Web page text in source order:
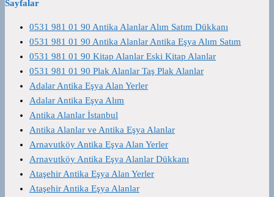
Sayfalar
0531 981 01 90 Antika Alanlar Alım Satım Dükkanı
0531 981 01 90 Antika Alanlar Antika Eşya Alım Satım
0531 981 01 90 Kitap Alanlar Eski Kitap Alanlar
0531 981 01 90 Plak Alanlar Taş Plak Alanlar
Adalar Antika Eşya Alan Yerler
Adalar Antika Eşya Alım
Antika Alanlar İstanbul
Antika Alanlar ve Antika Eşya Alanlar
Arnavutköy Antika Eşya Alan Yerler
Arnavutköy Antika Eşya Alanlar Dükkanı
Ataşehir Antika Eşya Alan Yerler
Ataşehir Antika Eşya Alanlar